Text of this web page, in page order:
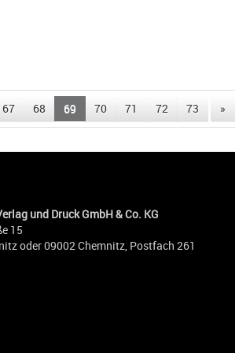
67 68 69 70 71 72 73 »
und Druck GmbH & Co. KG
15
oder 09002 Chemnitz, Postfach 261